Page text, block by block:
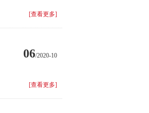
[查看更多]
06/2020-10
[查看更多]